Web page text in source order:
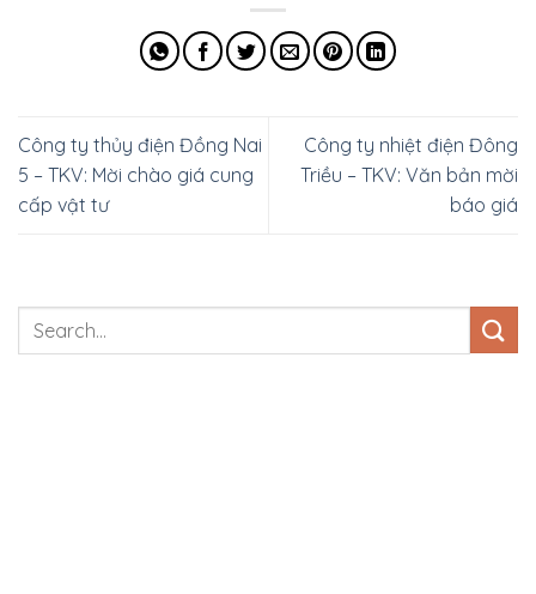
Công ty thủy điện Đồng Nai
5 – TKV: Mời chào giá cung
cấp vật tư
Công ty nhiệt điện Đông
Triều – TKV: Văn bản mời
báo giá